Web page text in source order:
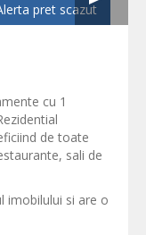
pret scazut
cu 1
de toate
sali de
imobilului si are o